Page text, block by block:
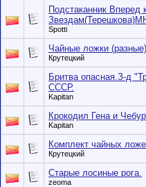
Подстаканник Вперед
Spotti
Чайные ложки
Крутецкий
Бритва опасная.З-д
СССР.
Kapitan
Крокодил Гена и
Kapitan
Комплект чайных
Крутецкий
Старые лосиные рога.
zeoma